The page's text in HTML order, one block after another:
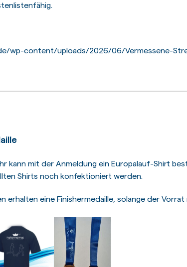
wp-content/uploads/2026/06/Vermessene-
kann mit der Anmeldung ein Europalauf-Shirt
Shirts noch konfektioniert werden.
erhalten eine Finishermedaille, solange der Vorrat